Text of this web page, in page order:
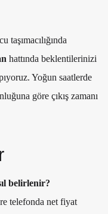
hattında beklentilerinizi
Yoğun saatlerde
göre çıkış zamanı
belirlenir?
telefonda net fiyat